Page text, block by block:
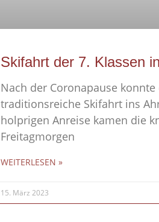
Skifahrt der 7. Klassen
Nach der Coronapause
traditionsreiche Skifahrt ins
holprigen Anreise kamen die
Freitagmorgen
WEITERLESEN »
15. März 2023